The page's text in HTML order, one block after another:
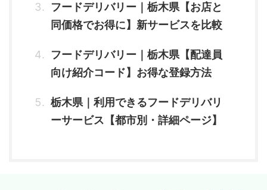
フードデリバリー｜栃木県【お店と
同価格でお得に】新サービスを比較
フードデリバリー｜栃木県【配達員
向け紹介コード】お得な登録方法
栃木県｜利用できるフードデリバリ
ーサービス【都市別・詳細ページ】